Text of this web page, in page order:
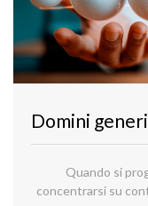
Quando si
concentrarsi su